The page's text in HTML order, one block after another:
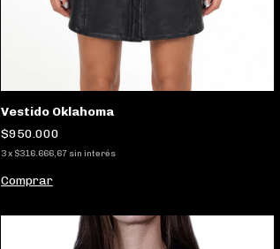
Vestido Oklahoma
$950.000
3x $316.666,67 sin interés
Comprar